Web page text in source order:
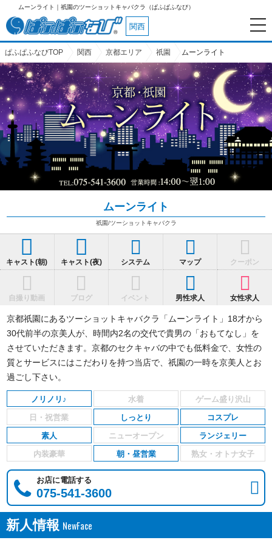
ムーンライト｜祇園のツーショットキャバクラ（ぱふぱふなび）
関西
ぱふぱふなびTOP 関西 京都エリア 祇園 ムーンライト
ムーンライト
祇園/ツーショットキャバクラ
キャスト(朝) キャスト(夜) システム マップ クーポン
自撮り動画 ブログ イベント 男性求人 女性求人
京都祇園にあるツーショットキャバクラ「ムーンライト」18才から
30代前半の京美人が、時間内2名の交代で貴男の「おもてなし」を
させていただきます。京都のセクキャバの中でも低料金で、女性の
質とサービスにはこだわりを持つ当店で、祇園の一時を京美人とお
過ごし下さい。
ノリノリ♪
しっとり
コスプレ
素人
ランジェリー
朝・昼営業
お店に電話する
075-541-3600
新人情報